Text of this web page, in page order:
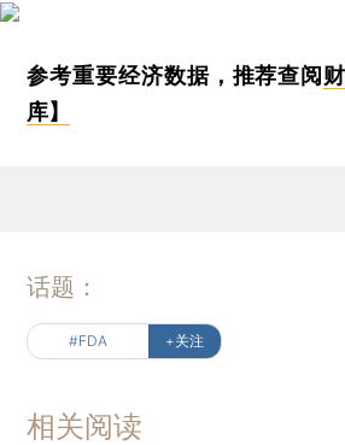
参考重要经济数据，推荐查阅
库】
话题：
#FDA +关注
相关阅读